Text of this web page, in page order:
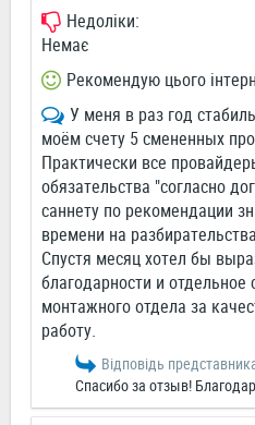
Недоліки:
Немає
Рекомендую цього
У меня в раз год
моём счету 5 смененных
Практически все
обязательства "согласно
саннету по рекомендации
времени на
Спустя месяц хотел бы
благодарности и отдельное
монтажного отдела за
работу.
Відповідь
Спасибо за отзыв!